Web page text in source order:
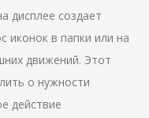
дисплее создает
иконок в папки или на
движений. Этот
о нужности
действие